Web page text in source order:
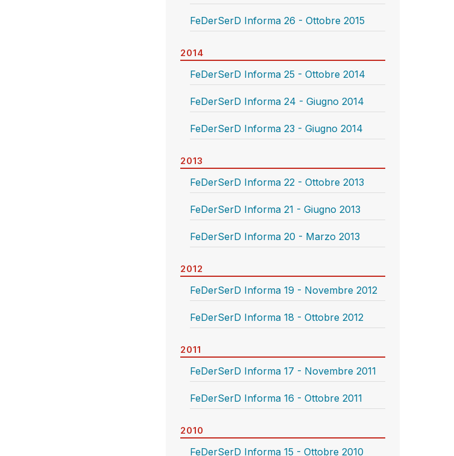
FeDerSerD Informa 26 - Ottobre 2015
2014
FeDerSerD Informa 25 - Ottobre 2014
FeDerSerD Informa 24 - Giugno 2014
FeDerSerD Informa 23 - Giugno 2014
2013
FeDerSerD Informa 22 - Ottobre 2013
FeDerSerD Informa 21 - Giugno 2013
FeDerSerD Informa 20 - Marzo 2013
2012
FeDerSerD Informa 19 - Novembre 2012
FeDerSerD Informa 18 - Ottobre 2012
2011
FeDerSerD Informa 17 - Novembre 2011
FeDerSerD Informa 16 - Ottobre 2011
2010
FeDerSerD Informa 15 - Ottobre 2010